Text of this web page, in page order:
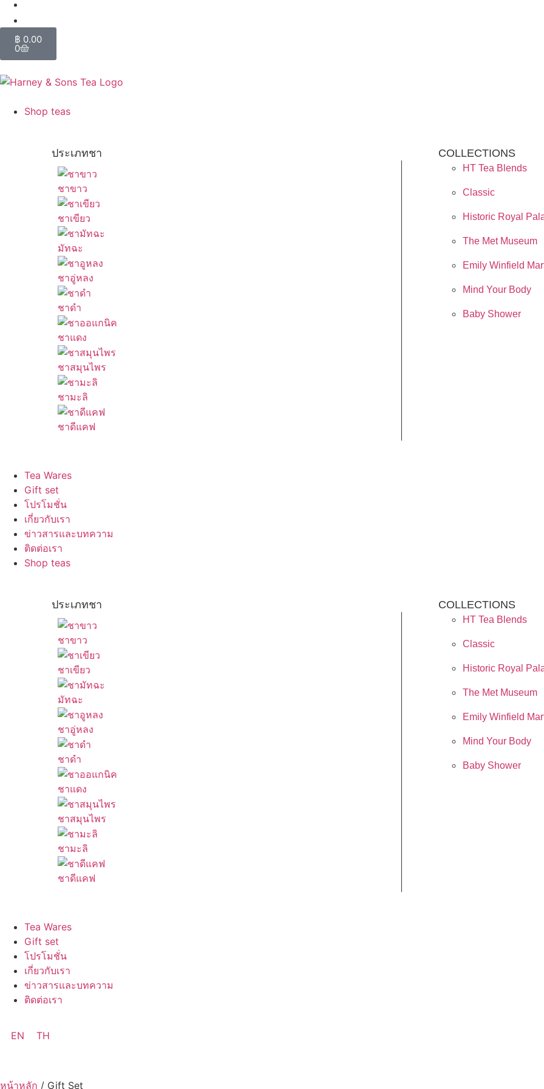
฿ 0.00
0
Shop teas
ประเภทชา
ชาขาว
ชาเขียว
มัทฉะ
ชาอู่หลง
ชาดำ
ชาแดง
ชาสมุนไพร
ชามะลิ
ชาดีแคฟ
COLLECTIONS
HT Tea Blends
Classic
Historic Royal
The Met Museum
Emily Winfield
Mind Your Body
Baby Shower
Tea Wares
Gift set
โปรโมชั่น
เกี่ยวกับเรา
ข่าวสารและบทความ
ติดต่อเรา
Shop teas
ประเภทชา
ชาขาว
ชาเขียว
มัทฉะ
ชาอู่หลง
ชาดำ
ชาแดง
ชาสมุนไพร
ชามะลิ
ชาดีแคฟ
COLLECTIONS
HT Tea Blends
Classic
Historic Royal
The Met Museum
Emily Winfield
Mind Your Body
Baby Shower
Tea Wares
Gift set
โปรโมชั่น
เกี่ยวกับเรา
ข่าวสารและบทความ
ติดต่อเรา
EN TH
หน้าหลัก / Gift Set